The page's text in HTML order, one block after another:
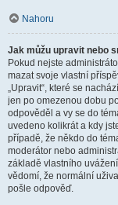
Nahoru
Jak můžu upravit nebo
Pokud nejste
mazat svoje vlastní
„Upravit“, které se
jen po omezenou dobu
odpověděl a vy se do
uvedeno kolikrát a kdy
případě, že někdo do
moderátor nebo
základě vlastního
vědomí, že normální
pošle odpověď.